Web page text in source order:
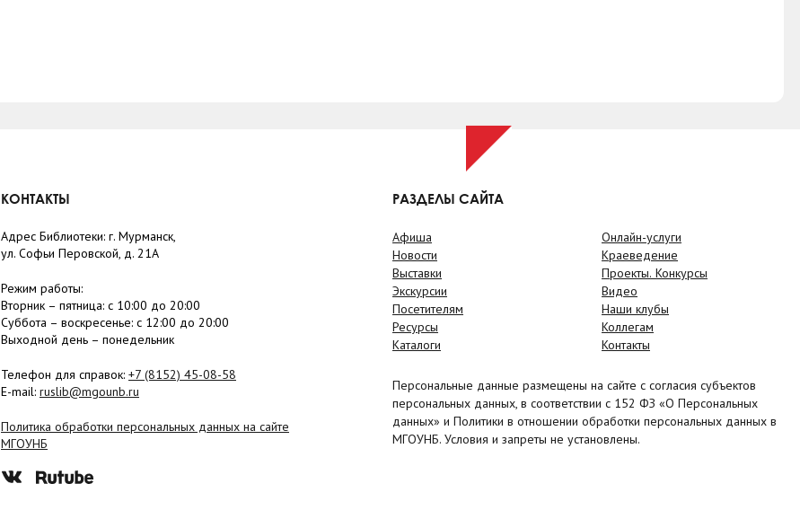
КОНТАКТЫ
Адрес Библиотеки: г. Мурманск,
ул. Софьи Перовской, д. 21А
Режим работы:
Вторник – пятница: с 10:00 до 20:00
Суббота – воскресенье: c 12:00 до 20:00
Выходной день – понедельник
Телефон для справок: +7 (8152) 45-08-58
E-mail: ruslib@mgounb.ru
Политика обработки персональных данных на сайте
МГОУНБ
РАЗДЕЛЫ САЙТА
Афиша
Новости
Выставки
Экскурсии
Посетителям
Ресурсы
Каталоги
Онлайн-услуги
Краеведение
Проекты. Конкурсы
Видео
Наши клубы
Коллегам
Контакты
Персональные данные размещены на сайте с согласия субъектов
персональных данных, в соответствии с 152 ФЗ «О Персональных
данных» и Политики в отношении обработки персональных данных в
МГОУНБ. Условия и запреты не установлены.